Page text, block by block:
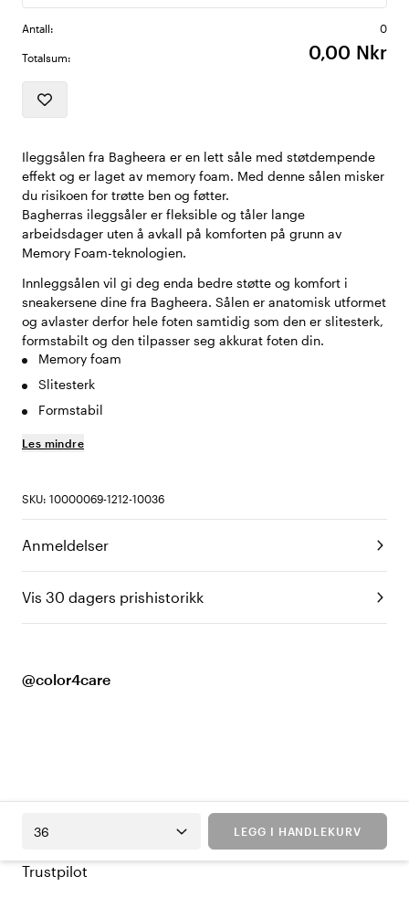
Antall: 0
Totalsum: 0,00 Nkr
Ileggsålen fra Bagheera er en lett såle med støtdempende
effekt og er laget av memory foam. Med denne sålen misker
du risikoen for trøtte ben og føtter.
Bagherras ileggsåler er fleksible og tåler lange
arbeidsdager uten å avkall på komforten på grunn av
Memory Foam-teknologien.
Innleggsålen vil gi deg enda bedre støtte og komfort i
sneakersene dine fra Bagheera. Sålen er anatomisk utformet
og avlaster derfor hele foten samtidig som den er slitesterk,
formstabilt og den tilpasser seg akkurat foten din.
Memory foam
Slitesterk
Formstabil
Les mindre
SKU: 10000069-1212-10036
Anmeldelser
Vis 30 dagers prishistorikk
@color4care
36 LEGG I HANDLEKURV
Trustpilot